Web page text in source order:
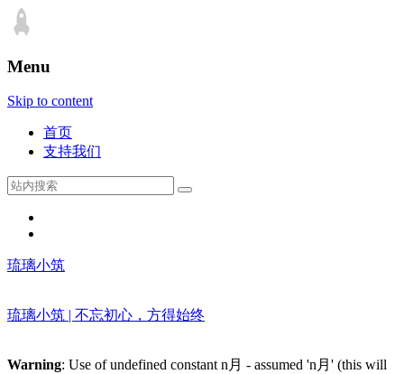
Menu
Skip to content
首页
支持我们
琉璃小筑
琉璃小筑 | 不忘初心，方得始终
Warning: Use of undefined constant n月 - assumed 'n月' (this will